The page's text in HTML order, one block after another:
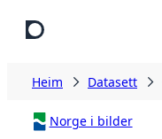
Heim Datasett
Norge i bilder